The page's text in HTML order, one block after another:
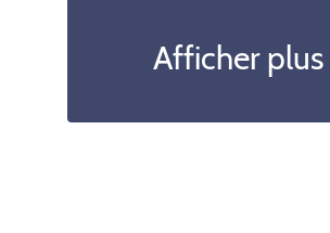
Afficher plus